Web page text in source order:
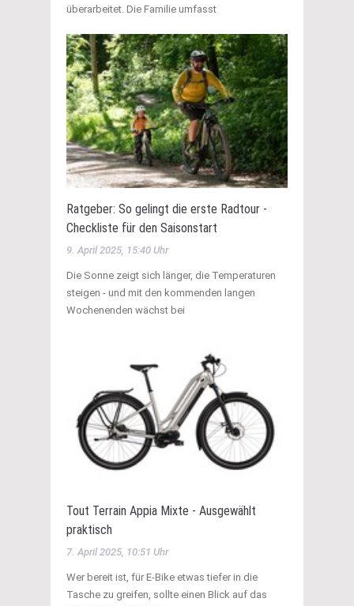
überarbeitet. Die Familie umfasst
Ratgeber: So gelingt die erste Radtour -
Checkliste für den Saisonstart
9. April 2025, 15:40 Uhr
Die Sonne zeigt sich länger, die Temperaturen
steigen - und mit den kommenden langen
Wochenenden wächst bei
Tout Terrain Appia Mixte - Ausgewählt
praktisch
7. April 2025, 10:51 Uhr
Wer bereit ist, für E-Bike etwas tiefer in die
Tasche zu greifen, sollte einen Blick auf das